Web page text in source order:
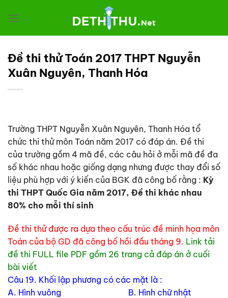
đến
Đề thi thử Toán 2017 THPT Nguyễn
Xuân Nguyên, Thanh Hóa
Trường THPT Nguyễn Xuân Nguyên, Thanh Hóa tổ
chức thi thử môn Toán năm 2017 có đáp án. Đề thi
của trường gồm 4 mã đề, các câu hỏi ở mỗi mã đề đa
số khác nhau hoặc giống dạng nhưng được thay đổi số
liệu phù hợp với ý kiến của BGK đã công bố rằng : Kỳ
thi THPT Quốc Gia năm 2017, Đề thi khác nhau
80% cho mỗi thí sinh
Đề thi thử được ra dựa theo cấu trúc đề minh họa môn
Toán của bộ GD đã công bố hồi đầu tháng 9. Link tải
đề thi FULL file PDF gồm 26 trang cả đáp án ở cuối
bài viết
Câu 19. Khối lập phương có các mặt là :
A. Hình vuông B. Hình chữ nhật